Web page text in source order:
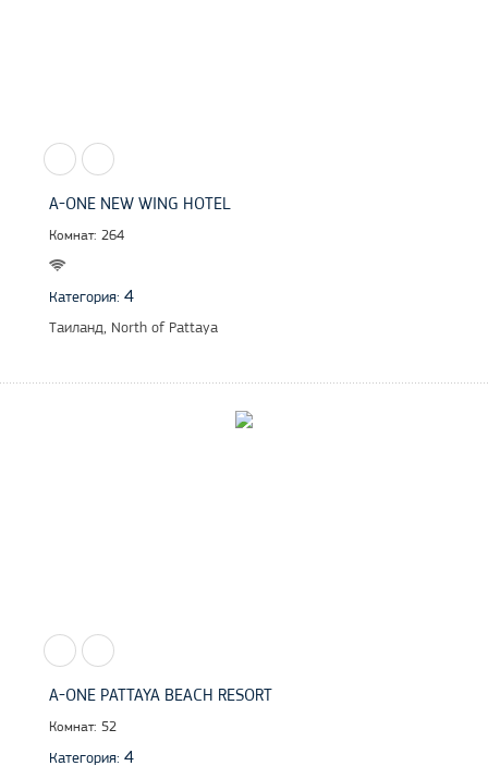
A-ONE NEW WING HOTEL
Комнат: 264
Категория: 4
Таиланд, North of Pattaya
A-ONE PATTAYA BEACH RESORT
Комнат: 52
Категория: 4